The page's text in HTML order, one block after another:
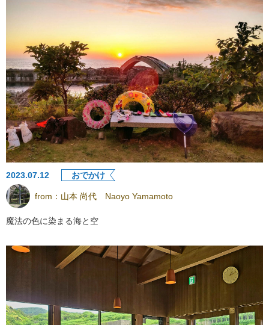
2023.07.12 おでかけ
from： 山本 尚代 Naoyo Yamamoto
魔法の色に染まる海と空